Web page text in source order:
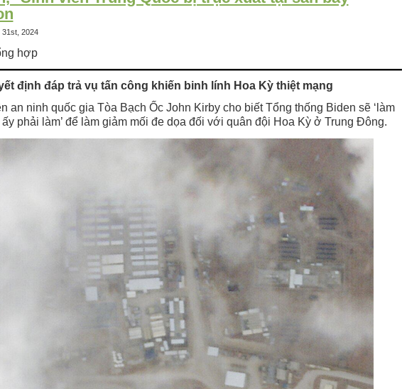
giáo
về
mối
đe
dọa
nghĩa
cộng
sản
2024
hợp
định đáp trả vụ tấn công khiến binh lính Hoa Kỳ thiệt mạng
an ninh quốc gia Tòa Bạch Ốc John Kirby cho biết Tổng thống Biden sẽ ‘làm
phải làm’ để làm giảm mối đe dọa đối với quân đội Hoa Kỳ ở Trung Đông.